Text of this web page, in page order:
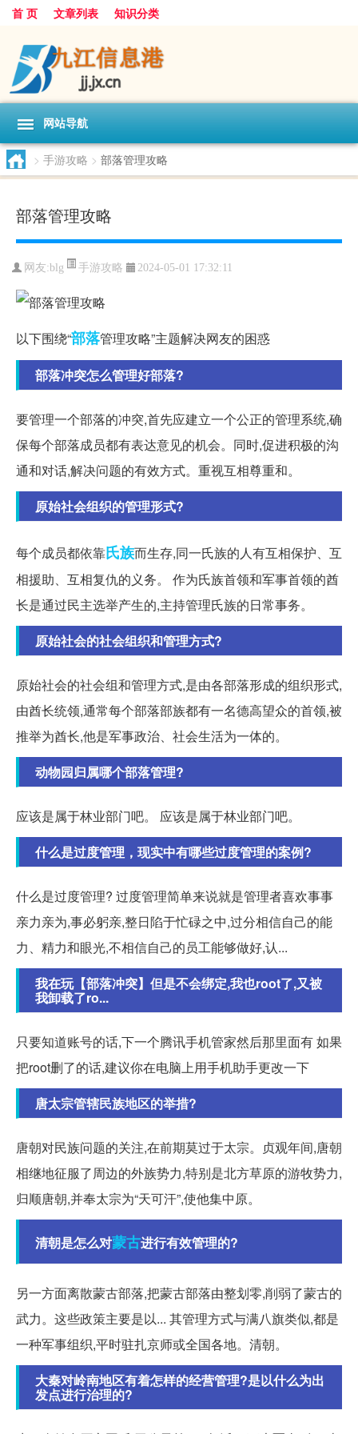
首 页 文章列表 知识分类
网站导航
> 手游攻略 > 部落管理攻略
部落管理攻略
网友:blg 手游攻略 2024-05-01 17:32:11
以下围绕“部落管理攻略”主题解决网友的困惑
部落冲突怎么管理好部落?
要管理一个部落的冲突,首先应建立一个公正的管理系统,确
保每个部落成员都有表达意见的机会。同时,促进积极的沟
通和对话,解决问题的有效方式。重视互相尊重和。
原始社会组织的管理形式?
每个成员都依靠氏族而生存,同一氏族的人有互相保护、互
相援助、互相复仇的义务。 作为氏族首领和军事首领的酋
长是通过民主选举产生的,主持管理氏族的日常事务。
原始社会的社会组织和管理方式?
原始社会的社会组和管理方式,是由各部落形成的组织形式,
由酋长统领,通常每个部落部族都有一名德高望众的首领,被
推举为酋长,他是军事政治、社会生活为一体的。
动物园归属哪个部落管理?
应该是属于林业部门吧。 应该是属于林业部门吧。
什么是过度管理，现实中有哪些过度管理的案例?
什么是过度管理? 过度管理简单来说就是管理者喜欢事事
亲力亲为,事必躬亲,整日陷于忙碌之中,过分相信自己的能
力、精力和眼光,不相信自己的员工能够做好,认...
我在玩【部落冲突】但是不会绑定,我也root了,又被
我卸载了ro...
只要知道账号的话,下一个腾讯手机管家然后那里面有 如果
把root删了的话,建议你在电脑上用手机助手更改一下
唐太宗管辖民族地区的举措?
唐朝对民族问题的关注,在前期莫过于太宗。贞观年间,唐朝
相继地征服了周边的外族势力,特别是北方草原的游牧势力,
归顺唐朝,并奉太宗为“天可汗”,使他集中原。
清朝是怎么对蒙古进行有效管理的?
另一方面离散蒙古部落,把蒙古部落由整划零,削弱了蒙古的
武力。这些政策主要是以... 其管理方式与满八旗类似,都是
一种军事组织,平时驻扎京师或全国各地。清朝。
大秦对岭南地区有着怎样的经营管理?是以什么为出
发点进行治理的?